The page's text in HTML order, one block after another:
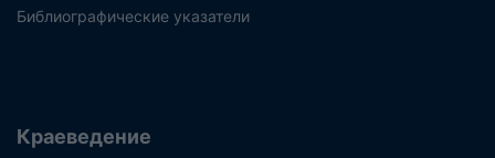
Библиографические указатели
Краеведение